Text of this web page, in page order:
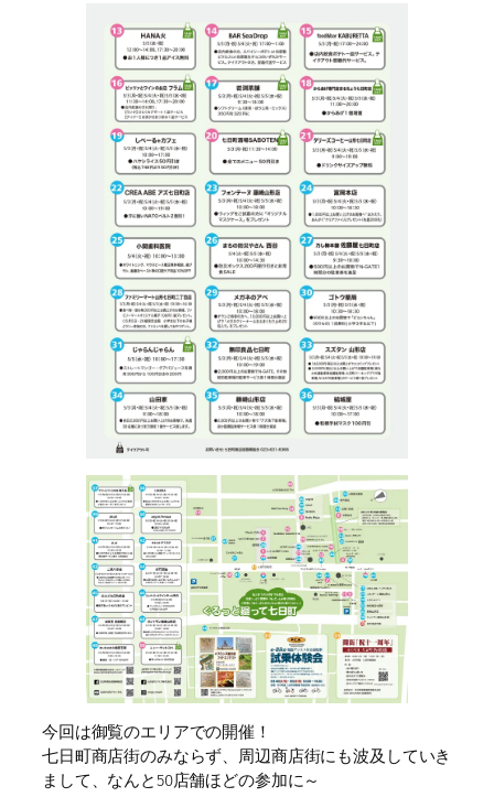
今回は御覧のエリアでの開催！
七日町商店街のみならず、周辺商店街にも波及していき
まして、なんと50店舗ほどの参加に～